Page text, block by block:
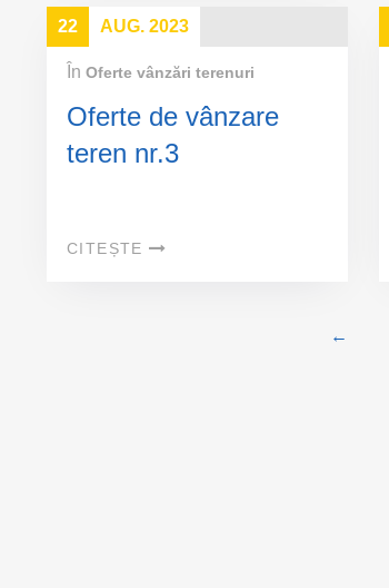
22 AUG. 2023
În Oferte vânzări terenuri
Oferte de vânzare
teren nr.3
CITEȘTE
←